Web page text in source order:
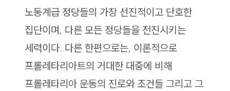
노동계급 정당들의 가장 선진적이고 단호한
집단이며, 다른 모든 정당들을 전진시키는
세력이다. 다른 한편으로는, 이론적으로
프롤레타리아트의 거대한 대중에 비해
프롤레타리아 운동의 진로와 조건들 그리고 그